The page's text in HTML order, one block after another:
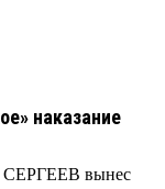
наказание
СЕРГЕЕВ вынес